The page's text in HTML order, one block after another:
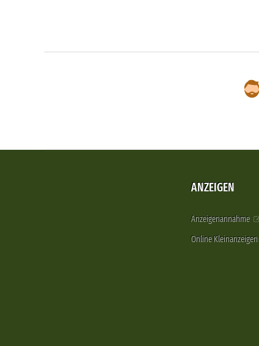
ANZEIGEN
Anzeigenannahme
Online Kleinanzeigen